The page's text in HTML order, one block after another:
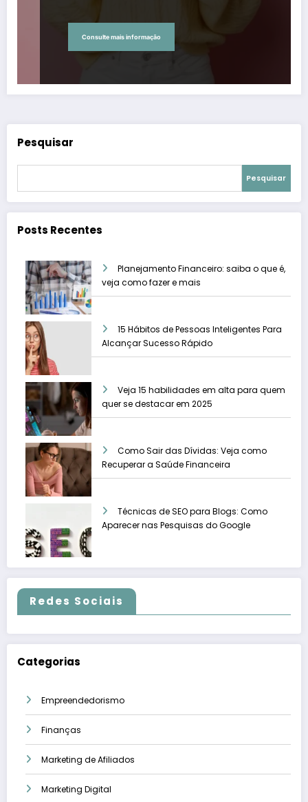
Consulte mais informação
Pesquisar
Pesquisar
Posts Recentes
Planejamento Financeiro: saiba o que é,
veja como fazer e mais
15 Hábitos de Pessoas Inteligentes Para
Alcançar Sucesso Rápido
Veja 15 habilidades em alta para quem
quer se destacar em 2025
Como Sair das Dívidas: Veja como
Recuperar a Saúde Financeira
Técnicas de SEO para Blogs: Como
Aparecer nas Pesquisas do Google
Redes Sociais
Categorias
Empreendedorismo
Finanças
Marketing de Afiliados
Marketing Digital